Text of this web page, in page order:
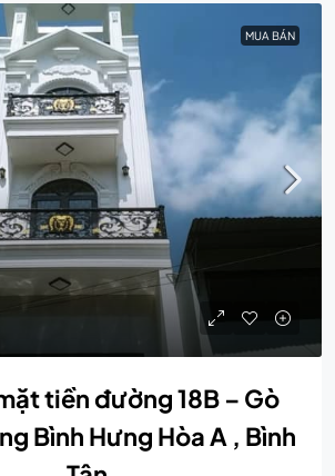
MUA BÁN
tiền đường 18B – Gò
Bình Hưng Hòa A , Bình